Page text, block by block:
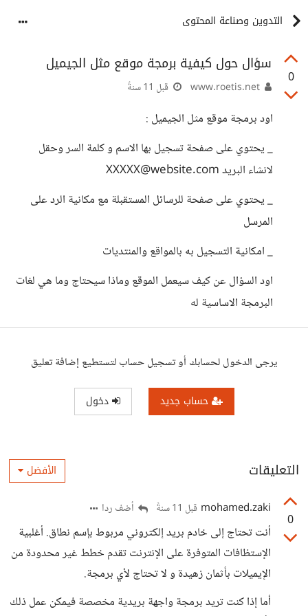
التدوين وصناعة المحتوى
0
سؤال حول كيفية برمجة موقع مثل الجيميل
قبل 11 سنةً
اود برمجة موقع مثل الجيميل :
_ يحتوي على صفحة تسجيل بها الاسم و كلمة السر وحقل
لانشاء البريد XXXXX@website.com
_ يحتوي على صفحة للرسائل المستقبلة مع مكانية الرد على
المرسل
_ امكانية التسجيل به بالمواقع والمنتديات
اود السؤال عن كيف سيعمل الموقع وماذا سيحتاج وما هي لغات
البرمجة الاساسية له
يرجى الدخول لحسابك أو تسجيل حساب لتستطيع إضافة تعليق
حساب جديد دخول
التعليقات الأفضل
0
mohamed.zaki قبل 11 سنةً أضف ردا
أنت تحتاج إلى خادم بريد إلكتروني مربوط بإسم نطاق. أغلبية
الإستظافات المتوفرة على الإنترنت تقدم خطط غير محدودة من
الإيميلات بأثمان زهيدة و لا تحتاج لأي برمجة.
أما إذا كنت تريد برمجة واجهة بريدية مخصصة فيمكن عمل ذلك